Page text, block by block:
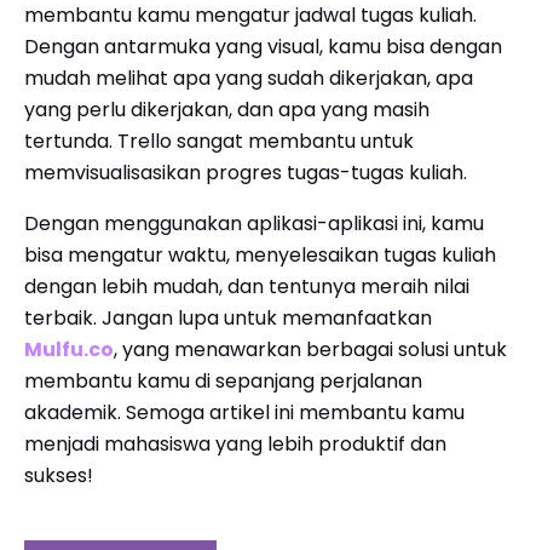
membantu kamu mengatur jadwal tugas kuliah.
Dengan antarmuka yang visual, kamu bisa dengan
mudah melihat apa yang sudah dikerjakan, apa
yang perlu dikerjakan, dan apa yang masih
tertunda. Trello sangat membantu untuk
memvisualisasikan progres tugas-tugas kuliah.
Dengan menggunakan aplikasi-aplikasi ini, kamu
bisa mengatur waktu, menyelesaikan tugas kuliah
dengan lebih mudah, dan tentunya meraih nilai
terbaik. Jangan lupa untuk memanfaatkan
Mulfu.co, yang menawarkan berbagai solusi untuk
membantu kamu di sepanjang perjalanan
akademik. Semoga artikel ini membantu kamu
menjadi mahasiswa yang lebih produktif dan
sukses!